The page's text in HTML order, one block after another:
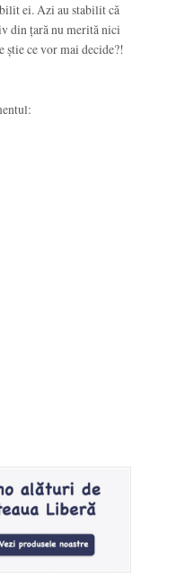
ei. Azi au stabilit că
din țară nu merită nici
știe ce vor mai decide?!